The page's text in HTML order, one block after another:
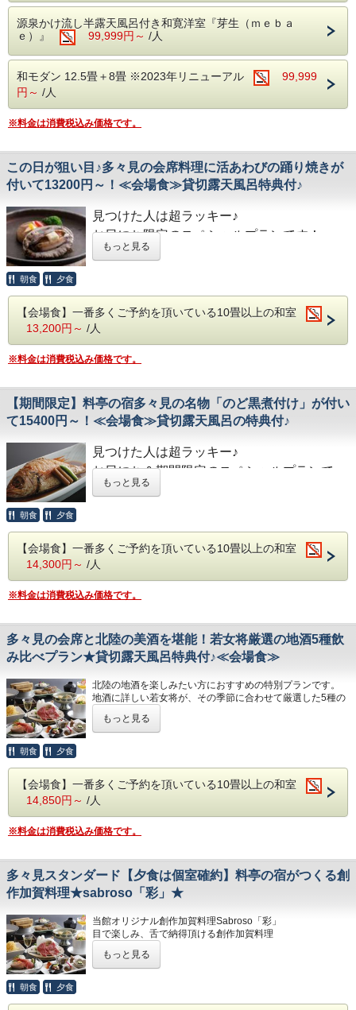
満枠の場合がありますのでご了承ください。
事前のご予約は、承っておりません。
【泉質はアルカリ性単純温泉】
天然の化粧水ともいえる『保湿効果』や『美
肌効果』など嬉しい効能。
お客様に大人気の貸切露天で山代の湯を堪能
くださいませ。
【大浴場「ぺるしぇの湯」・「かとりーぬの
チェックインからチェックアウトまで夜通し
ご利用頂けます。
■ご朝食 ～多々見の朝ごはん～
多々見の朝食は、“炊きたての石川産こしひ
かりをおいしく食べていただくための朝ごは
ん定食”です。
石川県・白山市にある、農家「六星」さんが
星こしひかり」を
■食事会場
当プランは夕食・朝食共に会場食にてご用意
いたします。
※会場食プランの為、個室食対応は出来ませ
ん。
■貸切露天風呂 1回45分利用無料:事前予約は
出来ません
同時に6名程が入ることが出来る贅沢な貸切
露天風呂です。
宿にご到着後、空いている時間帯より１回無
料でご利用いただけます。
※満枠の場合がありますのでご了承くださ
おいしいお酒を多々見自慢の会席料理とともにお愉しみくだ
さい。
ご夕食時に飲み切れなかった場合は、もちろんお部屋にお持
ち帰り頂いてOKです♪
■ご夕食
ご夕食は、名物の「和牛しゃぶ源泉塩麹鍋」をはじめとした
料理長が月ごとに旬の食材を厳選した会席料理をご堪能くだ
さい。
食前酒 梅の香り
前 菜 季節の酒肴美味六種盛り
向 付 日本海の恵み 四種盛り サラダ仕立
焼 物 サーモンポテト焼き 新緑ソース
強 肴 鱧と野菜揚げ出汁
台 物 和牛しゃぶ鍋 塩糀温泉出汁仕立
御食事 温泉で焚きあげる石川産こしひかり 釜飯御飯(白
米)
水菓子 さくらんぼプリン
※仕入の状況や季節により、急遽お献立が変わる場合がござ
います。
多々見の朝食は、“炊きたての石川産こしひかりをおいしく
石川県・白山市にある、農家「六星」さんが心をこめて育て
ている特別減農薬栽培米「六星こしひかり」を毎朝炊きたて
でご用意しています。
個室食確約のお部屋タイプをお選びいただいた場合のみ、夕
食は個室食（部屋食不可）となります。
朝食は会場食にてご用意いたします。
・夕食時間：18時・18時30分・19時より選択
露天風呂です。
料でご利用いただけます。
い。
源泉かけ流し半露天風呂付き和寛洋室『芽生（ｍｅｂａ
ｅ）』
99,999円～ /人
和モダン 12.5畳＋8畳 ※2023年リニューアル
99,999
円～ /人
※料金は消費税込み価格です。
この日が狙い目♪多々見の会席料理に活あわびの踊り焼きが
付いて13200円～！≪会場食≫貸切露天風呂特典付♪
見つけた人は超ラッキー♪
お日にち限定のスペシャルプランです！
「活あわびの踊り焼き」が付いて、このお値
料亭生まれの創作加賀料理一筋の多々見。
ご夕食は、名物の「和牛しゃぶ源泉塩麹鍋」
をはじめとした月替わりのお品書きとなりま
す。
料理長が月ごとに旬の食材を厳選した会席料
理をご堪能ください。
この日だけ特別に「活あわびの踊り焼き」が
追加でつきます！
■ご夕食
前 菜 季節の酒肴美味六種盛り
向 付 日本海の恵み サラダ仕立
焚合せ 赤魚煮付け
焼 物 豚角煮シチュー焼き
台 物 和牛しゃぶ鍋 塩糀温泉出汁仕立
御食事 石川産こしひかり（釜飯御飯)
香 物 盛り合わせ
水菓子 苺ぷりん
※仕入の状況や季節により、急遽お献立が変
■ご朝食 ～多々見の朝ごはん～
多々見の朝食は、“炊きたての石川産こしひ
かりをおいしく食べていただくための朝ごは
心をこめて育てている特別減農薬栽培米「六
星こしひかり」を毎朝炊きたてでご用意して
います。
■食事会場
もっと見る
朝食 夕食
【会場食】一番多くご予約を頂いている10畳以上の和室
13,200円～ /人
※料金は消費税込み価格です。
【期間限定】料亭の宿多々見の名物「のど黒煮付け」が付い
て15400円～！≪会場食≫貸切露天風呂の特典付♪
見つけた人は超ラッキー♪
お日にち＆期間限定のスペシャルプランで
す！
料亭生まれの創作加賀料理一筋の多々見。
ご夕食は、名物の「和牛しゃぶ源泉塩麹鍋」
をはじめとした月替わりのお品書きとなりま
す。
料理長が月ごとに旬の食材を厳選した会席料
理をご堪能ください。
■料亭の宿多々見の名物「のど黒煮付け」 ※
大人の方のみ対象となります。
甘辛いタレが染み込んだ身は、口の中でとろ
けるような食感を楽しませてくれます。
程よい塩味とほんのりとした甘さが絶妙に調
和し、どこか懐かしさを感じさせる深い味わ
脂が乗ったのど黒が引き立つ、贅沢で心温ま
る一品です。
■ご夕食
（夏のお献立 一例）
食前酒 梅の香り
向 付 日本海の恵み 四種盛り サラダ仕立
もっと見る
朝食 夕食
【会場食】一番多くご予約を頂いている10畳以上の和室
14,300円～ /人
※料金は消費税込み価格です。
多々見の会席と北陸の美酒を堪能！若女将厳選の地酒5種飲
み比べプラン★貸切露天風呂特典付♪≪会場食≫
北陸の地酒を楽しみたい方におすすめの特別プランです。
地酒に詳しい若女将が、その季節に合わせて厳選した5種の
それぞれのお酒の特徴がわかる簡単なご案内メモもご用意し
ておりますので、日本酒初心者の方にも安心です。
料亭生まれの創作加賀料理一筋の多々見。
ご夕食は、名物の「和牛しゃぶ源泉塩麹鍋」をはじめとした
料理長が月ごとに旬の食材を厳選した会席料理をご堪能くだ
さい。
■ご夕食
（夏のお献立 一例）
食前酒 梅の香り
前 菜 季節の酒肴美味六種盛り
向 付 日本海の恵み 四種盛り サラダ仕立
焚合せ 海鮮冷やし玉〆
もっと見る
朝食 夕食
【会場食】一番多くご予約を頂いている10畳以上の和室
14,850円～ /人
※料金は消費税込み価格です。
多々見スタンダード【夕食は個室確約】料亭の宿がつくる創
作加賀料理★sabroso「彩」★
当館オリジナル創作加賀料理Sabroso「彩」
目で楽しみ、舌で納得頂ける創作加賀料理
節の味わいで提供いたします。
食前酒 梅の香り
もっと見る
朝食 夕食